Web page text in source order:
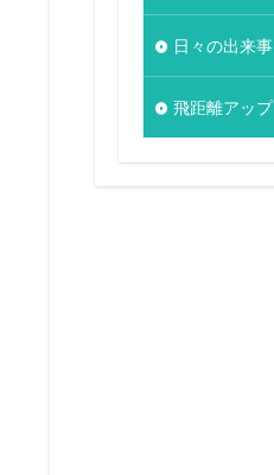
日々の出来事
飛距離アップ